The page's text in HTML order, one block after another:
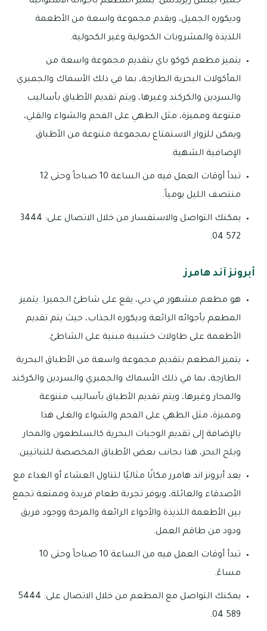
وديكوره الجميل، ويقدم مجموعة واسعة من الأطعمة
اللذيذة والمشروبات الكحولية وغير الكحولية.
يتميز مطعم كوكو باي بتقديم مجموعة واسعة من
المأكولات البحرية الطازجة، بما في ذلك الأسماك والجمبري
والسردين والكركند وغيرها، ويتم تقديم الأطباق بأساليب
متنوعة ومميزة، مثل الطهي على الفحم والشواء والقلي،
ويمكن للزوار الاستمتاع بمجموعة متنوعة من الأطباق
الإضافية الشهية.
تبدأ أوقات العمل فيه من الساعة 10 صباحاً وحتى 12
منتصف الليل يومياً.
يمكنك التواصل والاستفسار من خلال الاتصال على: 3444
572 04.
أبرونز آند هامرز
هو مطعم مشهور في دبي، يقع على شاطئ الجميرا. يتميز
المطعم بأجوائه الرائعة وديكوره الجذاب، حيث يتم تقديم
الأطعمة على طاولات خشبية مبنية على الشاطئ.
يتميز المطعم بتقديم مجموعة واسعة من الأطباق البحرية
الطازجة، بما في ذلك الأسماك والجمبري والسردين والكركند
والمحار وغيرها، ويتم تقديم الأطباق بأساليب متنوعة
ومميزة، مثل الطهي على الفحم والشواء والغلى هذا
بالإضافة إلى تقديم الوجبات البحرية كالسلطعون والمحار
وبلح البحر، هذا بجانب بعض الأطباق المخصصة للنباتيين.
يعد أبرونز اند هامرز مكانًا مثاليًا لتناول العشاء أو الغداء مع
الأصدقاء والعائلة، ويوفر تجربة طعام فريدة وممتعة تجمع
بين الأطعمة اللذيذة والأجواء الرائعة والمرحة ووجود فريق
ودود من طاقم العمل.
تبدأ أوقات العمل فيه من الساعة 10 صباحاً وحتى 10
مساءً.
يمكنك التواصل مع المطعم من خلال الاتصال على: 5444
589 04.